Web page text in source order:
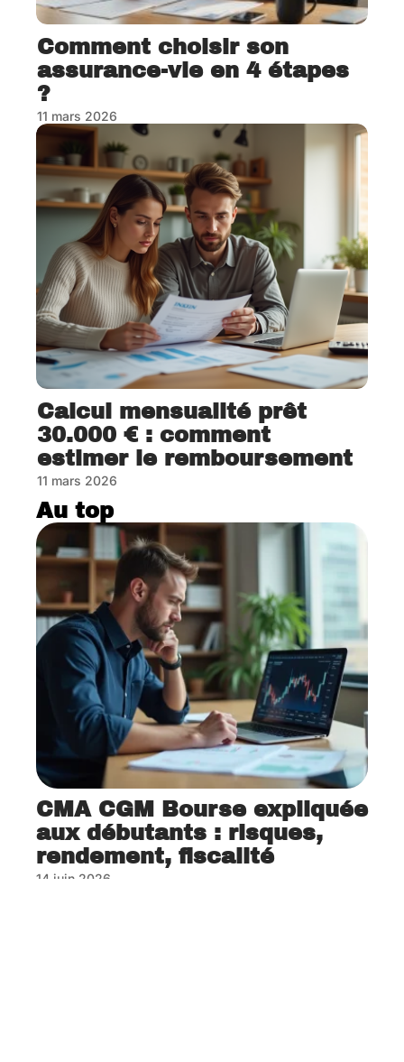
Comment choisir son
assurance-vie en 4 étapes
?
11 mars 2026
Calcul mensualité prêt
30.000 € : comment
estimer le remboursement
11 mars 2026
Au top
CMA CGM Bourse expliquée
aux débutants : risques,
rendement, fiscalité
14 juin 2026